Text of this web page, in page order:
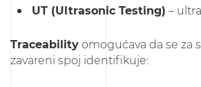
UT (Ultrasonic Testing) –
Traceability omogućava da se za
zavareni spoj identifikuje: